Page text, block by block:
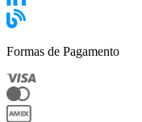
Formas de Pagamento